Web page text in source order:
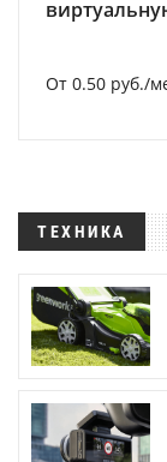
От 0.50 руб./
ТЕХНИКА